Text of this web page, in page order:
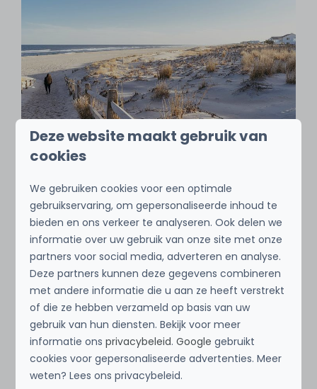
Avontuur en Activiteiten
Voor wie op zoek is naar spanning en avontuur,
biedt Texel talloze mogelijkheden.
Gakitesurfenaan de kust,paardrijdendoor de
duinen of wadlopenbij laag water. Voor de
echte durfals is
parachutespringen
boven
Texel een onvergetelijke ervaring – de sprong
biedt een adembenemend uitzicht over het
eiland en de zee.
Deze website maakt gebruik van
cookies
We gebruiken cookies voor een optimale
gebruikservaring, om gepersonaliseerde inhoud te
bieden en ons verkeer te analyseren. Ook delen we
informatie over uw gebruik van onze site met onze
partners voor social media, adverteren en analyse.
Deze partners kunnen deze gegevens combineren
met andere informatie die u aan ze heeft verstrekt
of die ze hebben verzameld op basis van uw
gebruik van hun diensten. Bekijk voor meer
informatie onsprivacybeleid.Google gebruikt
cookies voor gepersonaliseerde advertenties. Meer
weten? Lees ons privacybeleid.